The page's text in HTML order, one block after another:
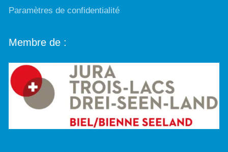
Paramètres de confidentialité
Membre de :